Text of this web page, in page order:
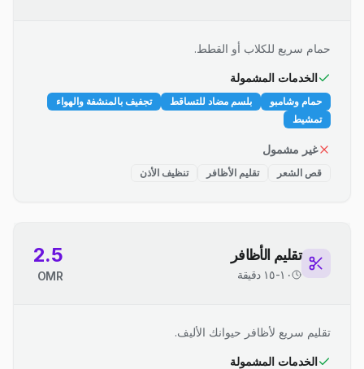
حمام سريع للكلاب أو القطط.
الخدمات المشمولة
حمام وشامبو بلسم مضاد للتساقط
تجفيف بالمنشفة والهواء
تمشيط
غير مشمول
قص الشعر تقليم الأظافر تنظيف الأذن
تقليم الأظافر
١٠-١٥ دقيقة
2.5
OMR
تقليم سريع لأظافر حيوانك الأليف.
الخدمات المشمولة